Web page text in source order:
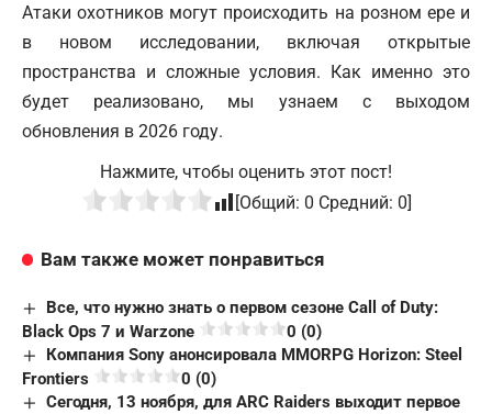
Атаки охотников могут происходить на розном ере и
в новом исследовании, включая открытые
пространства и сложные условия. Как именно это
будет реализовано, мы узнаем с выходом
обновления в 2026 году.
Нажмите, чтобы оценить этот пост!
[Общий: 0 Средний: 0]
Вам также может понравиться
Все, что нужно знать о первом сезоне Call of Duty:
Black Ops 7 и Warzone
0 (0)
Компания Sony анонсировала MMORPG Horizon: Steel
Frontiers
0 (0)
Сегодня, 13 ноября, для ARC Raiders выходит первое